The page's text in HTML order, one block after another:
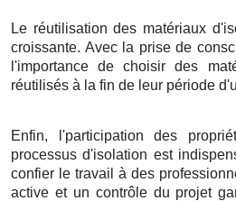
Le réutilisation des matériaux
croissante. Avec la prise de
l'importance de choisir des
réutilisés à la fin de leur période
Enfin, l'participation des
processus d'isolation est
confier le travail à des
active et un contrôle du projet